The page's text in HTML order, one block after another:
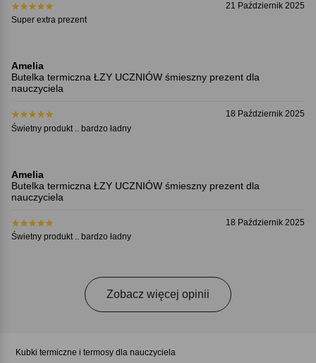
21 Październik 2025
Super extra prezent
Butelka termiczna ŁZY UCZNIÓW śmieszny prezent dla
nauczyciela
Amelia
18 Październik 2025
Świetny produkt .. bardzo ładny
Butelka termiczna ŁZY UCZNIÓW śmieszny prezent dla
nauczyciela
Amelia
18 Październik 2025
Świetny produkt .. bardzo ładny
Zobacz więcej opinii
Kubki termiczne i termosy dla nauczyciela